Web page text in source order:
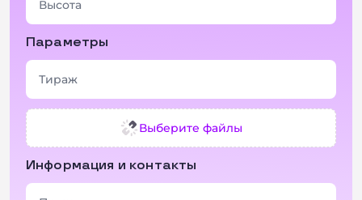
Параметры
Выберите файлы
Информация и контакты